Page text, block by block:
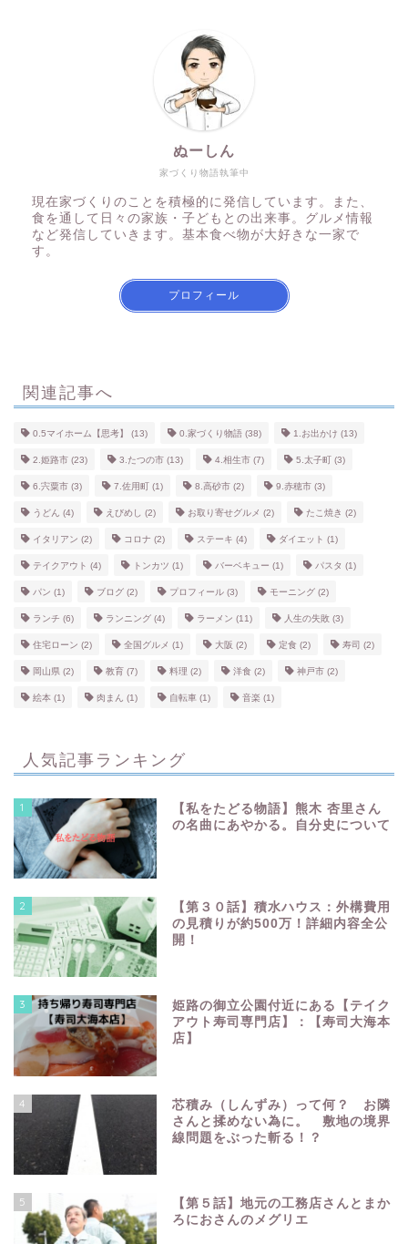
家づくり物語執筆中
ぬーしん
現在家づくりのことを積極的に発信しています。また、
食を通して日々の家族・子どもとの出来事。グルメ情報
など発信していきます。基本食べ物が大好きな一家で
す。
プロフィール
関連記事へ
0.5マイホーム【思考】 (13) 0.家づくり物語 (38) 1.お出かけ (13)
2.姫路市 (23) 3.たつの市 (13) 4.相生市 (7) 5.太子町 (3)
6.宍粟市 (3) 7.佐用町 (1) 8.高砂市 (2) 9.赤穂市 (3)
うどん (4) えびめし (2) お取り寄せグルメ (2) たこ焼き (2)
イタリアン (2) コロナ (2) ステーキ (4) ダイエット (1)
テイクアウト (4) トンカツ (1) バーベキュー (1) パスタ (1)
パン (1) ブログ (2) プロフィール (3) モーニング (2)
ランチ (6) ランニング (4) ラーメン (11) 人生の失敗 (3)
住宅ローン (2) 全国グルメ (1) 大阪 (2) 定食 (2) 寿司 (2)
岡山県 (2) 教育 (7) 料理 (2) 洋食 (2) 神戸市 (2)
絵本 (1) 肉まん (1) 自転車 (1) 音楽 (1)
人気記事ランキング
1
【私をたどる物語】熊木 杏里さん
の名曲にあやかる。自分史について
2
【第３０話】積水ハウス：外構費用
の見積りが約500万！詳細内容全公
開！
3
姫路の御立公園付近にある【テイク
アウト寿司専門店】：【寿司大海本
店】
4
芯積み（しんずみ）って何？ お隣
さんと揉めない為に。 敷地の境界
線問題をぶった斬る！？
5
【第５話】地元の工務店さんとまか
ろにおさんのメグリエ